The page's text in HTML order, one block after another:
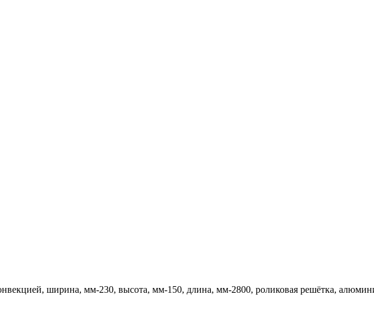
ширина, мм-230, высота, мм-150, длина, мм-2800, роликовая решётка,